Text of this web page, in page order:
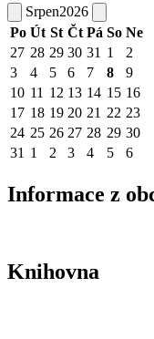
Srpen2026
Po Út St Čt Pá So Ne
27 28 29 30 31 1
2
3
4 5 6 7 8
9
10 11 12 13 14 15 16
17 18 19 20 21 22 23
24 25 26 27 28 29 30
31 1 2 3 4 5 6
Informace z
Knihovna